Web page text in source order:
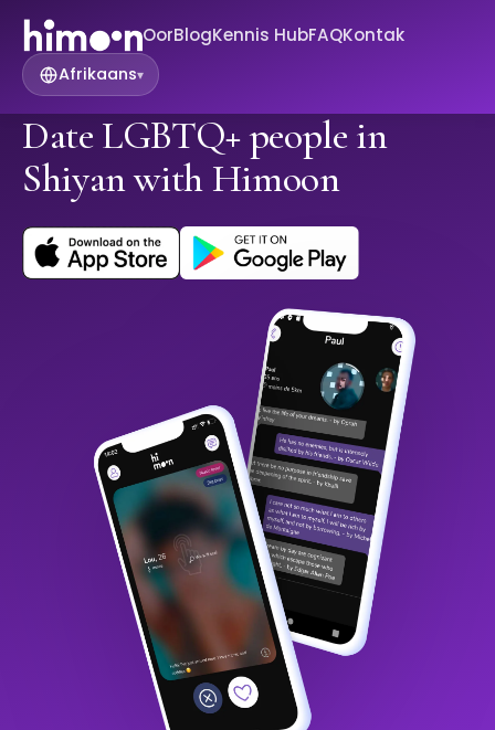
OorBlogKennis HubFAQKontak
Afrikaans▾
Date LGBTQ+ people in
Shiyan with Himoon